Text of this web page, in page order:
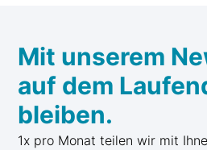
Mit unserem
auf dem
bleiben.
1x pro Monat teilen wir mit